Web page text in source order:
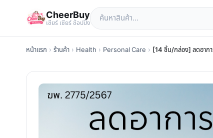
CheerBuy
เซียร์ เซียร์ ช้อปปิ้ง
หน้าแรก › ร้านค้า › Health › Personal Care › [14 ชิ้น/กล่อง] ลดอาก